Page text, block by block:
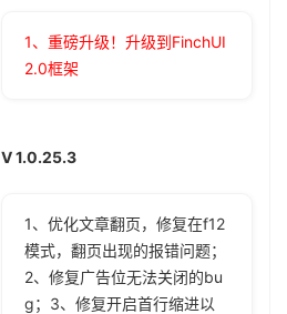
1、重磅升级！升级到FinchUI
2.0框架
V 1.0.25.3
1、优化文章翻页，修复在f12
模式，翻页出现的报错问题；
2、修复广告位无法关闭的bu
g；3、修复开启首行缩进以